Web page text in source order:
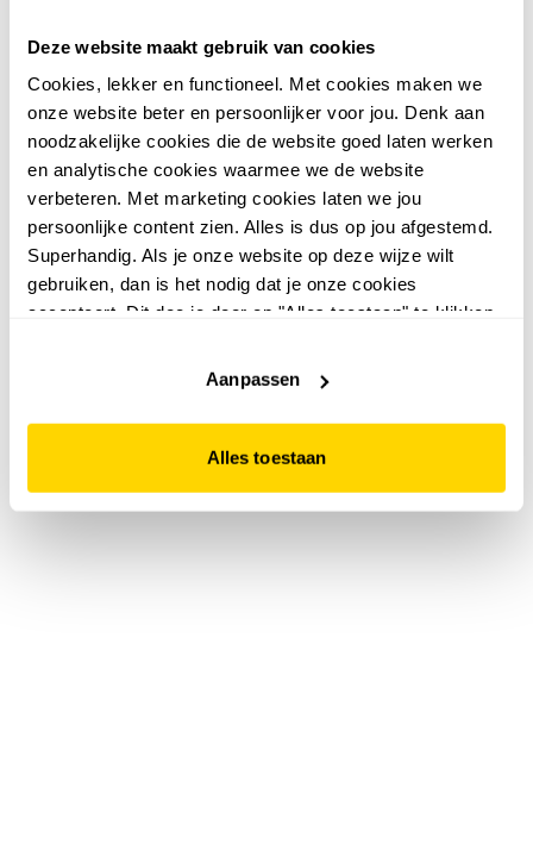
Deze website maakt gebruik van cookies
Cookies, lekker en functioneel. Met cookies maken we
onze website beter en persoonlijker voor jou. Denk aan
noodzakelijke cookies die de website goed laten werken
en analytische cookies waarmee we de website
verbeteren. Met marketing cookies laten we jou
persoonlijke content zien. Alles is dus op jou afgestemd.
Superhandig. Als je onze website op deze wijze wilt
gebruiken, dan is het nodig dat je onze cookies
accepteert. Dit doe je door op "Alles toestaan" te klikken.
website niet optimaal functioneert.
Aanpassen
Alles toestaan